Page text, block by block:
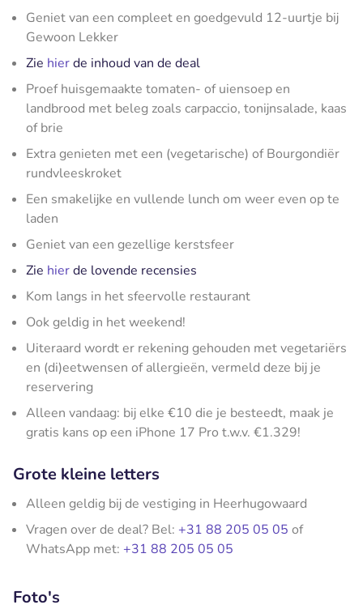
Geniet van een compleet en goedgevuld 12-uurtje bij
Gewoon Lekker
Zie hierde inhoud van de deal
Proef huisgemaakte tomaten- of uiensoep en
landbrood met beleg zoals carpaccio, tonijnsalade, kaas
of brie
Extra genieten met een (vegetarische) of Bourgondiër
rundvleeskroket
Een smakelijke en vullende lunch om weer even op te
laden
Geniet van een gezellige kerstsfeer
Zie hierde lovende recensies
Kom langs in het sfeervolle restaurant
Ook geldig in het weekend!
Uiteraard wordt er rekening gehouden met vegetariërs
en (di)eetwensen of allergieën, vermeld deze bij je
reservering
Alleen vandaag: bij elke €10 die je besteedt, maak je
gratis kans op een iPhone 17 Pro t.w.v. €1.329!
Grote kleine letters
Alleen geldig bij de vestiging in Heerhugowaard
Vragen over de deal? Bel: +31 88 205 05 05 of
WhatsApp met: +31 88 205 05 05
Foto's